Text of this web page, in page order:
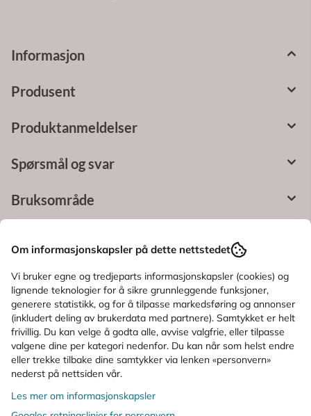
Informasjon
Produsent
Produktanmeldelser
Spørsmål og svar
Bruksområde
KUNDER SOM SÅ PÅ DETTE SÅ OGSÅ
PÅ
Karakter: (1)5.0 av 5 mulige
Mabs
Mabs Nylon
Kompresjonsstrømpe
Karakter: (1) 5.0 av
Om informasjonskapsler på dette nettstedet
Vi bruker egne og tredjeparts informasjonskapsler (cookies) og
lignende teknologier for å sikre grunnleggende funksjoner,
generere statistikk, og for å tilpasse markedsføring og annonser
(inkludert deling av brukerdata med partnere). Samtykket er helt
frivillig. Du kan velge å godta alle, avvise valgfrie, eller tilpasse
valgene dine per kategori nedenfor. Du kan når som helst endre
eller trekke tilbake dine samtykker via lenken «personvern»
nederst på nettsiden vår.
Les mer om informasjonskapsler